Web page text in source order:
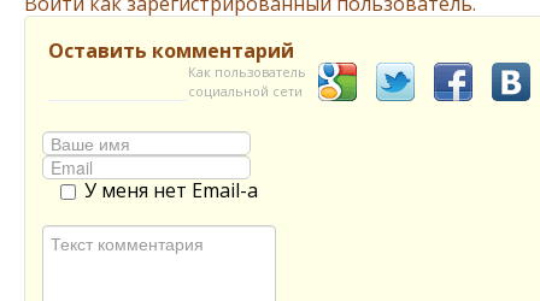
Оставить комментарий
Как пользователь
социальной сети
У меня нет Email-а